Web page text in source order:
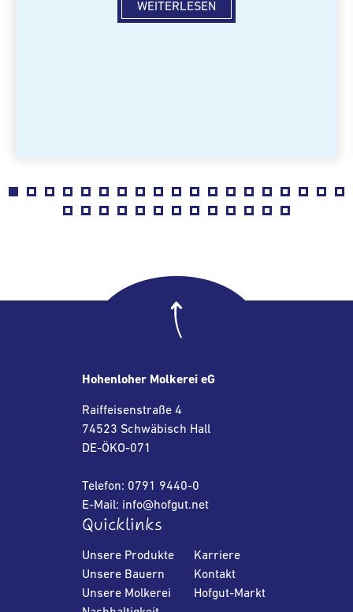
WEITERLESEN
Hohenloher Molkerei eG
Raiffeisenstraße 4
74523 Schwäbisch Hall
DE-ÖKO-071
Telefon: 0791 9440-0
E-Mail: info@hofgut.net
Quicklinks
Unsere Produkte
Karriere
Unsere Bauern
Kontakt
Unsere Molkerei
Hofgut-Markt